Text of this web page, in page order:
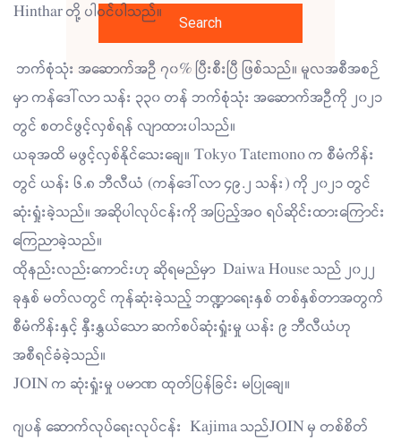
Search
Hinthar တို့ ပါဝင်ပါသည်။
ဘက်စုံသုံး အဆောက်အဦ ၇၀% ပြီးစီးပြီ ဖြစ်သည်။ မူလအစီအစဉ်
မှာ ကန်ဒေါ်လာ သန်း ၃၃၀ တန် ဘက်စုံသုံး အဆောက်အဦကို ၂၀၂၁
တွင် စတင်ဖွင့်လှစ်ရန် လျာထားပါသည်။
ယခုအထိ မဖွင့်လှစ်နိုင်သေးချေ။ Tokyo Tatemono က စီမံကိန်း
တွင် ယန်း ၆.၈ ဘီလီယံ (ကန်ဒေါ်လာ ၄၉.၂ သန်း) ကို ၂၀၂၁ တွင်
ဆုံးရှုံးခဲ့သည်။ အဆိုပါလုပ်ငန်းကို အပြည့်အဝ ရပ်ဆိုင်းထားကြောင်း
ကြေညာခဲ့သည်။
ထိုနည်းလည်းကောင်းဟု ဆိုရမည်မှာ Daiwa House သည် ၂၀၂၂
ခုနှစ် မတ်လတွင် ကုန်ဆုံးခဲ့သည့် ဘဏ္ဍာရေးနှစ် တစ်နှစ်တာအတွက်
စီမံကိန်းနှင့် နှီးနွှယ်သော ဆက်စပ်ဆုံးရှုံးမှု ယန်း ၉ ဘီလီယံဟု
အစီရင်ခံခဲ့သည်။
JOIN က ဆုံးရှုံးမှု ပမာဏ ထုတ်ပြန်ခြင်း မပြုချေ။
ဂျပန် ဆောက်လုပ်ရေးလုပ်ငန်း Kajima သည်JOIN မှ တစ်စိတ်